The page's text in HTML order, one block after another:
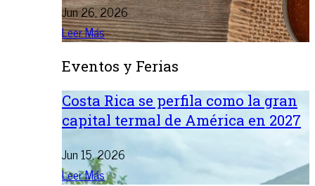
Jun 26, 2026
Leer Más
Eventos y Ferias
Costa Rica se perfila como la gran
capital termal de América en 2027
Jun 15, 2026
Leer Más